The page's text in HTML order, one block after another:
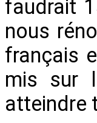
faudrait
nous
français
mis sur
atteindre